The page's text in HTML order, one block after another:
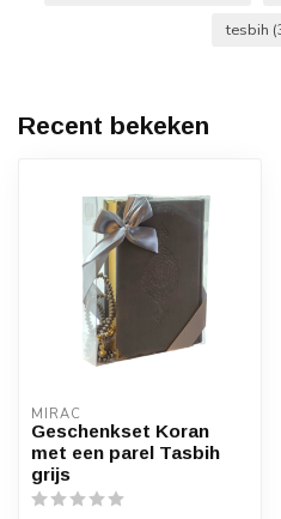
tesbih
Recent bekeken
MIRAC
Geschenkset Koran
met een parel Tasbih
grijs